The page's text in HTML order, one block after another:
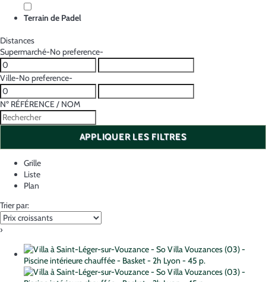
Terrain de Padel
Distances
Supermarché-No preference-
Ville-No preference-
Nº RÉFÉRENCE / NOM
APPLIQUER LES FILTRES
Grille
Liste
Plan
Trier par:
›